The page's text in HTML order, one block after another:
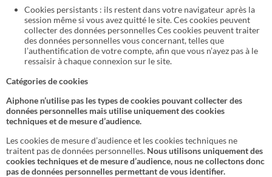
Cookies persistants : ils restent dans votre navigateur après la
session même si vous avez quitté le site. Ces cookies peuvent
collecter des données personnelles Ces cookies peuvent traiter
des données personnelles vous concernant, telles que
l’authentification de votre compte, afin que vous n’ayez pas à le
ressaisir à chaque connexion sur le site.
Catégories de cookies
Aiphone n’utilise pas les types de cookies pouvant collecter des
données personnelles mais utilise uniquement des cookies
techniques et de mesure d’audience.
Les cookies de mesure d’audience et les cookies techniques ne
traitent pas de données personnelles. Nous utilisons uniquement des
cookies techniques et de mesure d’audience, nous ne collectons donc
pas de données personnelles permettant de vous identifier.